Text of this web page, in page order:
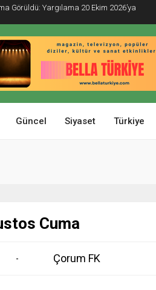
Görüldü: Yargılama 20 Ekim 2026’ya
Güncel Siyaset Türkiye
Cuma
- Çorum FK